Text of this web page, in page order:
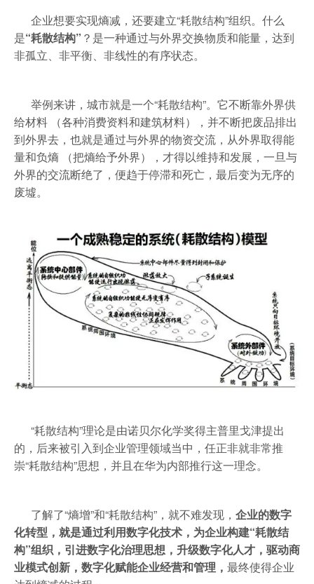
企业想要实现熵减，还要建立“耗散结构”组织。什么
是“耗散结构” ？是一种通过与外界交换物质和能量，达到
非孤立、非平衡、非线性的有序状态。
举例来讲，城市就是一个“耗散结构”。它不断靠外界供
给材料 （各种消费资料和建筑材料），并不断把废品排出
到外界去，也就是通过与外界的物资交流，从外界取得能
量和负熵 （把熵给予外界），才得以维持和发展，一旦与
外界的交流断绝了，便趋于停滞和死亡，最后变为无序的
废墟。
“耗散结构”理论是由诺贝尔化学奖得主普里戈津提出
的，后来被引入到企业管理领域当中，任正非就非常推
崇“耗散结构”思想，并且在华为内部推行这一理念。
了解了“熵增”和“耗散结构”，就不难发现， 企业的数字
化转型，就是通过利用数字化技术，为企业构建“耗散结
构”组织，引进数字化治理思想，升级数字化人才，驱动商
业模式创新，数字化赋能企业经营和管理， 最终使得企业